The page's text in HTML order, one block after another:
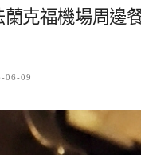
蘭克福機場周邊
06-09